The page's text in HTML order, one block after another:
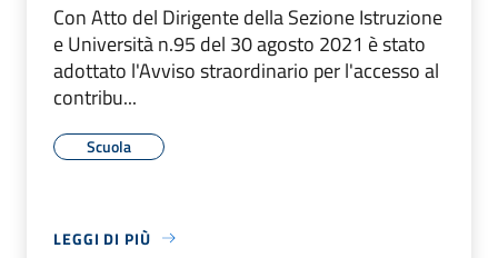
Con Atto del Dirigente della Sezione Istruzione
e Università n.95 del 30 agosto 2021 è stato
adottato l'Avviso straordinario per l'accesso al
contribu...
Scuola
LEGGI DI PIÙ